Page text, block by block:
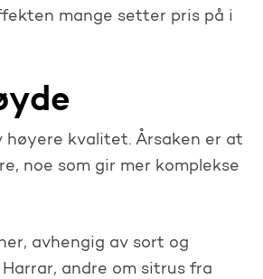
mange setter pris på i
kvalitet. Årsaken er at
noe som gir mer komplekse
avhengig av sort og
andre om sitrus fra